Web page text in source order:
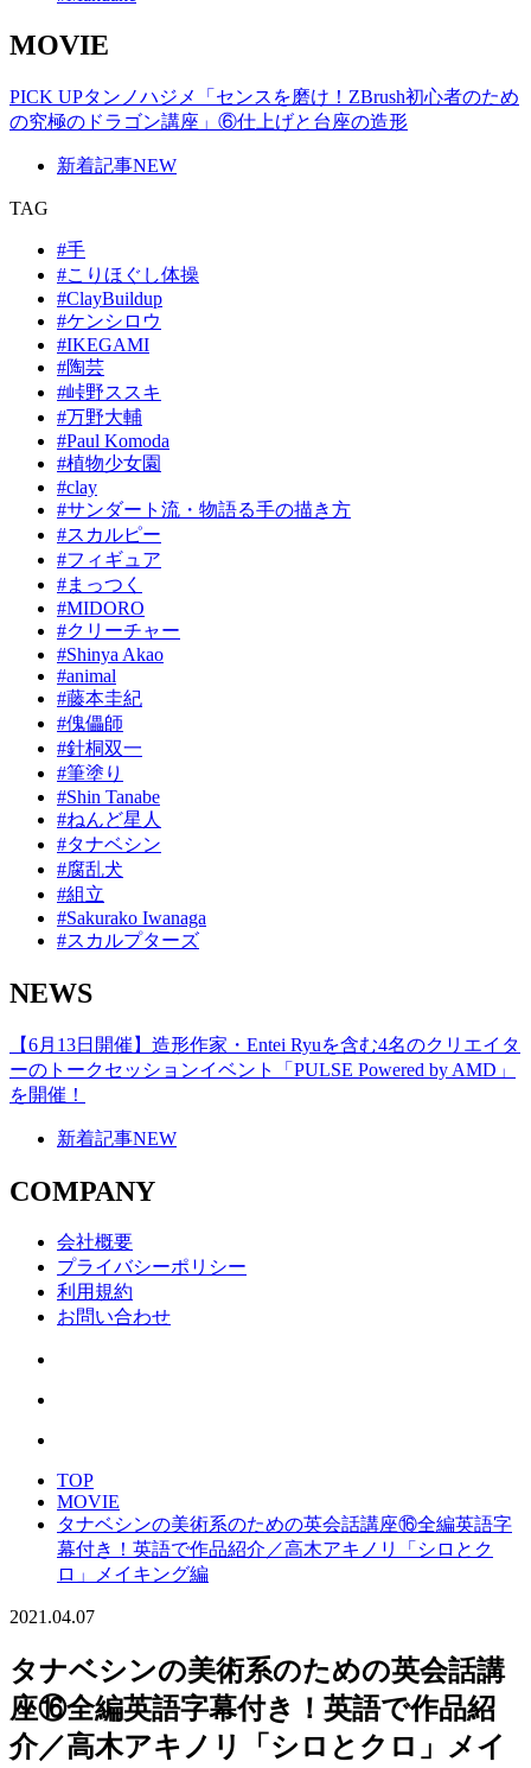
MOVIE
PICK UPタンノハジメ「センスを磨け！ZBrush初心者のため
の究極のドラゴン講座」⑥仕上げと台座の造形
新着記事NEW
TAG
#手
#こりほぐし体操
#ClayBuildup
#ケンシロウ
#IKEGAMI
#陶芸
#峠野ススキ
#万野大輔
#Paul Komoda
#植物少女園
#clay
#サンダート流・物語る手の描き方
#スカルピー
#フィギュア
#まっつく
#MIDORO
#クリーチャー
#Shinya Akao
#animal
#藤本圭紀
#傀儡師
#針桐双一
#筆塗り
#Shin Tanabe
#ねんど星人
#タナベシン
#腐乱犬
#組立
#Sakurako Iwanaga
#スカルプターズ
NEWS
【6月13日開催】造形作家・Entei Ryuを含む4名のクリエイタ
ーのトークセッションイベント「PULSE Powered by AMD」
を開催！
新着記事NEW
COMPANY
会社概要
プライバシーポリシー
利用規約
お問い合わせ
TOP
MOVIE
タナベシンの美術系のための英会話講座⑯全編英語字
幕付き！英語で作品紹介／高木アキノリ「シロとク
ロ」メイキング編
2021.04.07
タナベシンの美術系のための英会話講
座⑯全編英語字幕付き！英語で作品紹
介／高木アキノリ「シロとクロ」メイ